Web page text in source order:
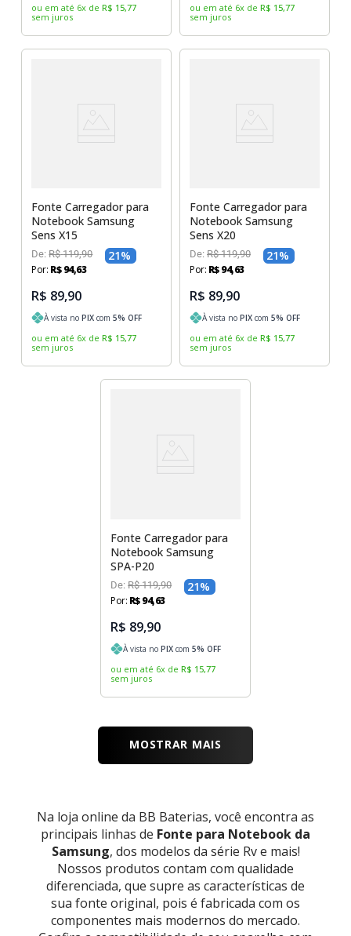
ou em até 6x de R$ 15,77
sem juros
ou em até 6x de R$ 15,77
sem juros
Fonte Carregador para
Notebook Samsung
Sens X15
De:R$ 119,90 21%
Por: R$ 94,63
R$ 89,90
À vista noPIX com5% OFF
ou em até 6x de R$ 15,77
sem juros
Fonte Carregador para
Notebook Samsung
Sens X20
De: R$ 119,90 21%
Por: R$94,63
R$ 89,90
À vista no PIX com 5% OFF
ou em até 6x de R$ 15,77
sem juros
Fonte Carregador para
Notebook Samsung
SPA-P20
De:R$ 119,90 21%
Por: R$94,63
R$ 89,90
À vista noPIX com5% OFF
ou em até 6x de R$ 15,77
sem juros
MOSTRAR MAIS
Na loja online da BB Baterias, você encontra as
principais linhas de Fonte para Notebook da
Samsung, dos modelos da série Rv e mais!
Nossos produtos contam com qualidade
diferenciada, que supre as características de
sua fonte original, pois é fabricada com os
componentes mais modernos do mercado.